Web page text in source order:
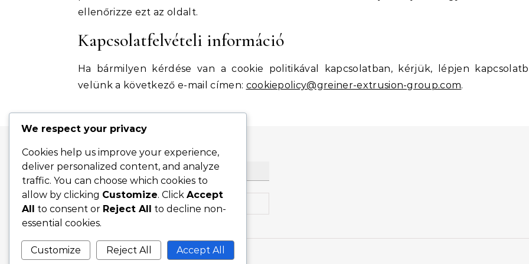
ellenőrizze ezt az oldalt.
Kapcsolatfelvételi információ
Ha bármilyen kérdése van a cookie politikával kapcsolatban, kérjük, lépjen
velünk a következő e-mail címen: cookiepolicy@greiner-extrusion-group.com.
KERESÉS
Search for:
Graceful Theme byOptima Themes
We respect your privacy
Cookies help us improve your experience,
deliver personalized content, and analyze
traffic. You can choose which cookies to
allow by clicking Customize. Click Accept
All
to consent or Reject All
to decline non-
essential cookies.
Customize Reject All Accept All